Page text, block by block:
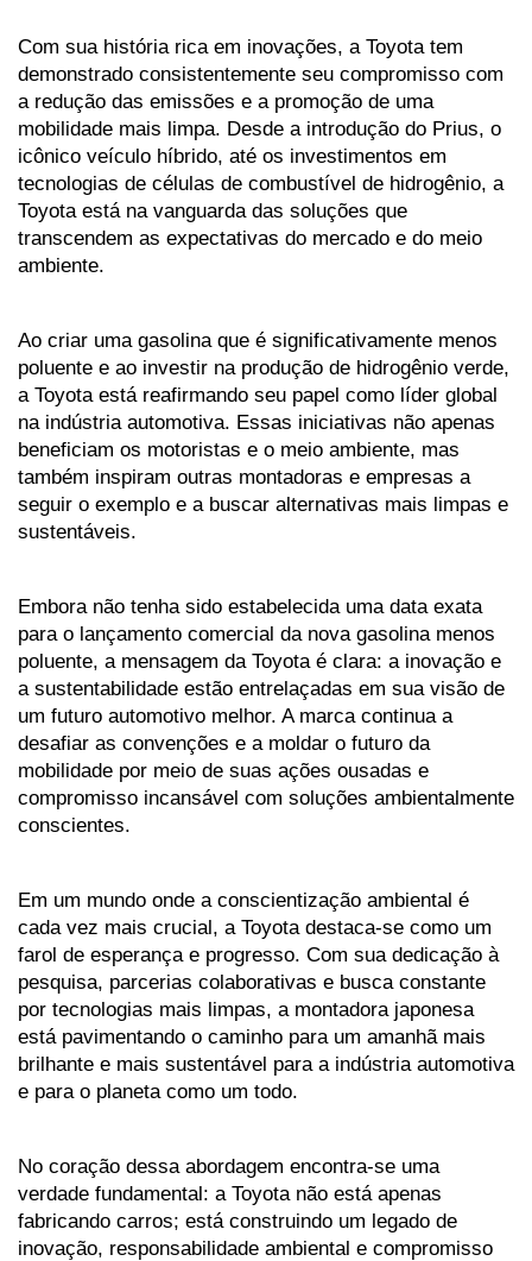
Com sua história rica em inovações, a Toyota tem
demonstrado consistentemente seu compromisso com
a redução das emissões e a promoção de uma
mobilidade mais limpa. Desde a introdução do Prius, o
icônico veículo híbrido, até os investimentos em
tecnologias de células de combustível de hidrogênio, a
Toyota está na vanguarda das soluções que
transcendem as expectativas do mercado e do meio
ambiente.
Ao criar uma gasolina que é significativamente menos
poluente e ao investir na produção de hidrogênio verde,
a Toyota está reafirmando seu papel como líder global
na indústria automotiva. Essas iniciativas não apenas
beneficiam os motoristas e o meio ambiente, mas
também inspiram outras montadoras e empresas a
seguir o exemplo e a buscar alternativas mais limpas e
sustentáveis.
Embora não tenha sido estabelecida uma data exata
para o lançamento comercial da nova gasolina menos
poluente, a mensagem da Toyota é clara: a inovação e
a sustentabilidade estão entrelaçadas em sua visão de
um futuro automotivo melhor. A marca continua a
desafiar as convenções e a moldar o futuro da
mobilidade por meio de suas ações ousadas e
compromisso incansável com soluções ambientalmente
conscientes.
Em um mundo onde a conscientização ambiental é
cada vez mais crucial, a Toyota destaca-se como um
farol de esperança e progresso. Com sua dedicação à
pesquisa, parcerias colaborativas e busca constante
por tecnologias mais limpas, a montadora japonesa
está pavimentando o caminho para um amanhã mais
brilhante e mais sustentável para a indústria automotiva
e para o planeta como um todo.
No coração dessa abordagem encontra-se uma
verdade fundamental: a Toyota não está apenas
fabricando carros; está construindo um legado de
inovação, responsabilidade ambiental e compromisso